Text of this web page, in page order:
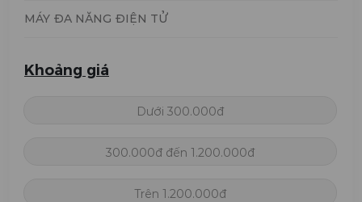
MÁY ĐA NĂNG ĐIỆN TỬ
Khoảng giá
Dưới 300.000đ
300.000đ đến 1.200.000đ
Trên 1.200.000đ